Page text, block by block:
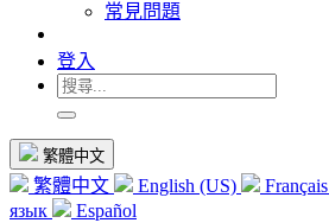
常見問題
登入
繁體中文
繁體中文 English (US) Français
язык
Español